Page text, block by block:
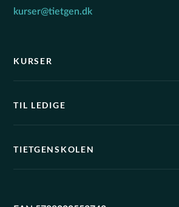
kurser@tietgen.dk
KURSER
TIL LEDIGE
TIETGENSKOLEN